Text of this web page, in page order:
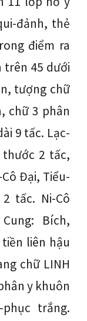
đảnh, thẻ
điểm ra
45 dưới
tượng chữ
chữ 3 phân
9 tấc. Lạc-
thước 2 tấc,
Đại, Tiểu-
tấc. Ni-Cô
Bích,
liên hậu
chữ LINH
y khuôn
trắng.